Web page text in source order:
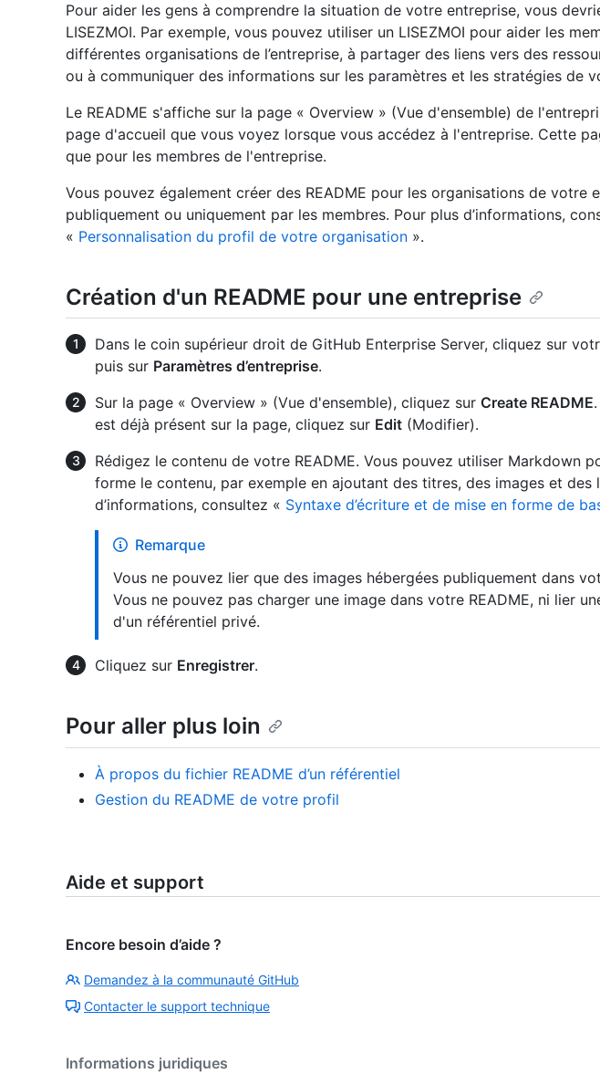
Pour aider les gens à comprendre la situation de votre entreprise, vous
LISEZMOI. Par exemple, vous pouvez utiliser un LISEZMOI pour aider les
différentes organisations de l’entreprise, à partager des liens vers des
ou à communiquer des informations sur les paramètres et les stratégies de
Le README s'affiche sur la page « Overview » (Vue d'ensemble) de
page d'accueil que vous voyez lorsque vous accédez à l'entreprise. Cette
que pour les membres de l'entreprise.
Vous pouvez également créer des README pour les organisations de votre
publiquement ou uniquement par les membres. Pour plus d’informations,
« Personnalisation du profil de votre organisation ».
Création d'un README pour une entreprise
Dans le coin supérieur droit de GitHub Enterprise Server, cliquez sur
puis sur Paramètres d’entreprise.
Sur la page « Overview » (Vue d'ensemble), cliquez sur Create README
est déjà présent sur la page, cliquez sur Edit (Modifier).
Rédigez le contenu de votre README. Vous pouvez utiliser Markdown
forme le contenu, par exemple en ajoutant des titres, des images et des
d’informations, consultez « Syntaxe d’écriture et de mise en forme de
Remarque
Vous ne pouvez lier que des images hébergées publiquement dans
Vous ne pouvez pas charger une image dans votre README, ni lier
d'un référentiel privé.
Cliquez sur Enregistrer.
Pour aller plus loin
À propos du fichier README d’un référentiel
Gestion du README de votre profil
Aide et support
Encore besoin d’aide ?
Demandez à la communauté GitHub
Contacter le support technique
Informations juridiques